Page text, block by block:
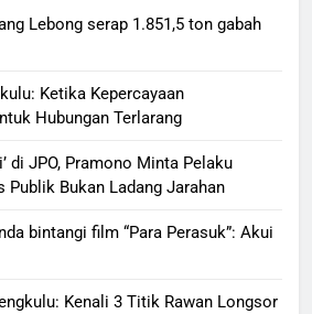
Lebong serap 1.851,5 ton gabah
Ketika Kepercayaan
Hubungan Terlarang
di JPO, Pramono Minta Pelaku
Publik Bukan Ladang Jarahan
bintangi film “Para Perasuk”: Akui
Kenali 3 Titik Rawan Longsor